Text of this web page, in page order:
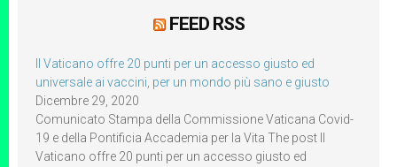
FEED RSS
Il Vaticano offre 20 punti per un accesso giusto ed
universale ai vaccini, per un mondo più sano e giusto
Dicembre 29, 2020
Comunicato Stampa della Commissione Vaticana Covid-
19 e della Pontificia Accademia per la Vita The post Il
Vaticano offre 20 punti per un accesso giusto ed